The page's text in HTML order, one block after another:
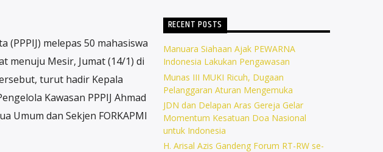
(PPPIJ) melepas 50 mahasiswa
menuju Mesir, Jumat (14/1) di
turut hadir Kepala
Kawasan PPPIJ Ahmad
Umum dan Sekjen FORKAPMI
RECENT POSTS
Manuara Siahaan Ajak PEWARNA
Indonesia Lakukan Pengawasan
Munas III MUKI Ricuh, Dugaan
Pelanggaran Aturan Mengemuka
JDN dan Delapan Aras Gereja Gelar
Momentum Kesatuan Doa Nasional
untuk Indonesia
H. Arisal Azis Gandeng Forum RT-RW se-